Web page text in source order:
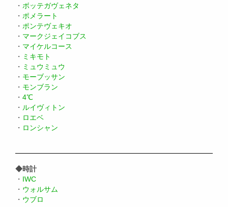
・ ボッテガヴェネタ
・ ポメラート
・ ポンテヴェキオ
・ マークジェイコブス
・ マイケルコース
・ ミキモト
・ ミュウミュウ
・ モーブッサン
・ モンブラン
・ 4℃
・ ルイヴィトン
・ ロエベ
・ ロンシャン
◆時計
・ IWC
・ ウォルサム
・ ウブロ